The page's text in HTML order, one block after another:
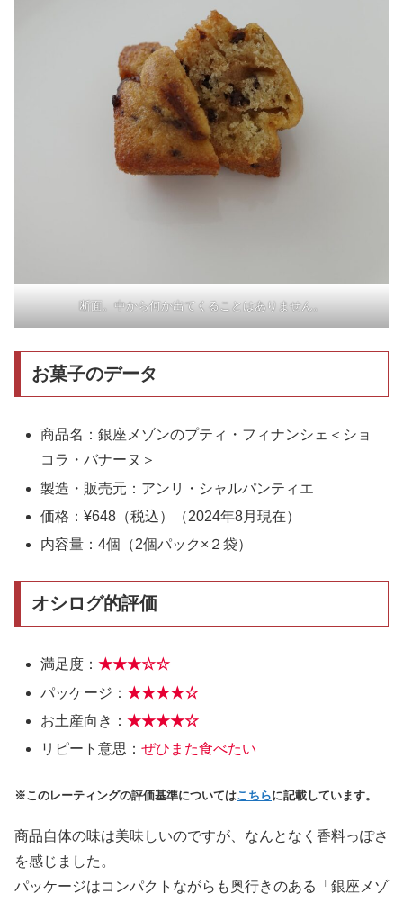
断面。中から何か出てくることはありません。
お菓子のデータ
商品名：銀座メゾンのプティ・フィナンシェ＜ショ
コラ・バナーヌ＞
製造・販売元：アンリ・シャルパンティエ
価格：¥648（税込）（2024年8月現在）
内容量：4個（2個パック×２袋）
オシログ的評価
満足度：★★★☆☆
パッケージ：★★★★☆
お土産向き：★★★★☆
リピート意思：ぜひまた食べたい
※このレーティングの評価基準についてはこちらに記載しています。
商品自体の味は美味しいのですが、なんとなく香料っぽさ
を感じました。
パッケージはコンパクトながらも奥行きのある「銀座メゾ